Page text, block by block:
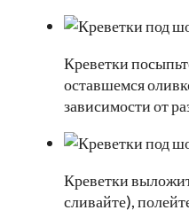
Креветки
оставшемся
зависимости от
Креветки
сливайте),